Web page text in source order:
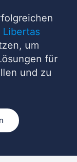
Libertas
um
für
und zu